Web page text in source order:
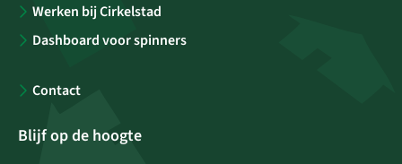
Werken bij Cirkelstad
Dashboard voor spinners
Contact
Blijf op de hoogte